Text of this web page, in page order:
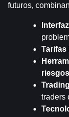
futuros,
Tarifas
riesgos
traders